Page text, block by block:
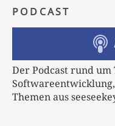
PODCAST
Der Podcast rund um
Themen aus